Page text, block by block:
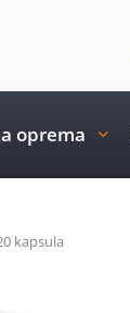
oprema
kapsula